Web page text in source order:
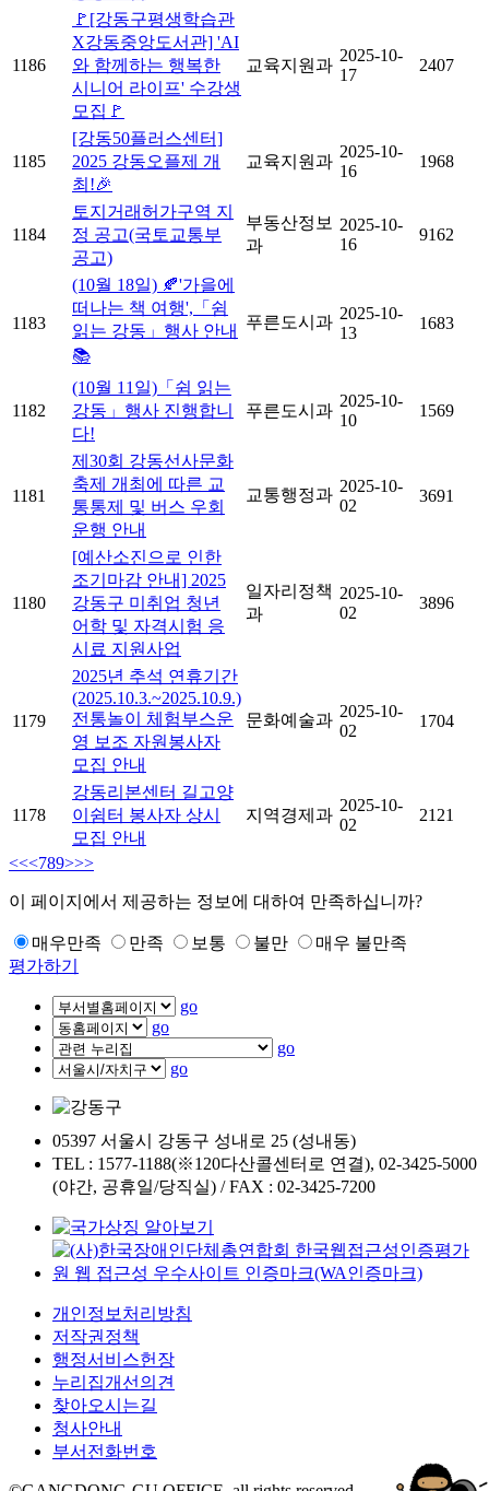
1186
🚩[강동구평생학습관
X강동중앙도서관] 'AI
와 함께하는 행복한
시니어 라이프' 수강생
모집🚩
교육지원과
2025-10-
17
2407
1185
[강동50플러스센터]
2025 강동오플제 개
최!🎉
교육지원과
2025-10-
16
1968
1184
토지거래허가구역 지
정 공고(국토교통부
공고)
부동산정보
과
2025-10-
16
9162
1183
(10월 18일) 🍂'가을에
떠나는 책 여행',「쉼
읽는 강동」행사 안내
📚
푸른도시과 2025-10-
13
1683
1182
(10월 11일)「쉼 읽는
강동」행사 진행합니
다!
푸른도시과
2025-10-
10
1569
1181
제30회 강동선사문화
축제 개최에 따른 교
통통제 및 버스 우회
운행 안내
교통행정과 2025-10-
02
3691
1180
[예산소진으로 인한
조기마감 안내] 2025
강동구 미취업 청년
어학 및 자격시험 응
시료 지원사업
일자리정책
과
2025-10-
02
3896
1179
2025년 추석 연휴기간
(2025.10.3.~2025.10.9.)
전통놀이 체험부스운
영 보조 자원봉사자
모집 안내
문화예술과 2025-10-
02
1704
1178
강동리본센터 길고양
이쉼터 봉사자 상시
모집 안내
지역경제과
2025-10-
02
2121
<<<789>>>
이 페이지에서 제공하는 정보에 대하여 만족하십니까?
매우만족 만족 보통 불만
매우 불만족
평가하기
go
go
go
go
05397 서울시 강동구 성내로 25 (성내동)
TEL : 1577-1188(※120다산콜센터로 연결), 02-3425-5000
(야간, 공휴일/당직실) / FAX : 02-3425-7200
개인정보처리방침
저작권정책
행정서비스헌장
누리집개선의견
찾아오시는길
청사안내
부서전화번호